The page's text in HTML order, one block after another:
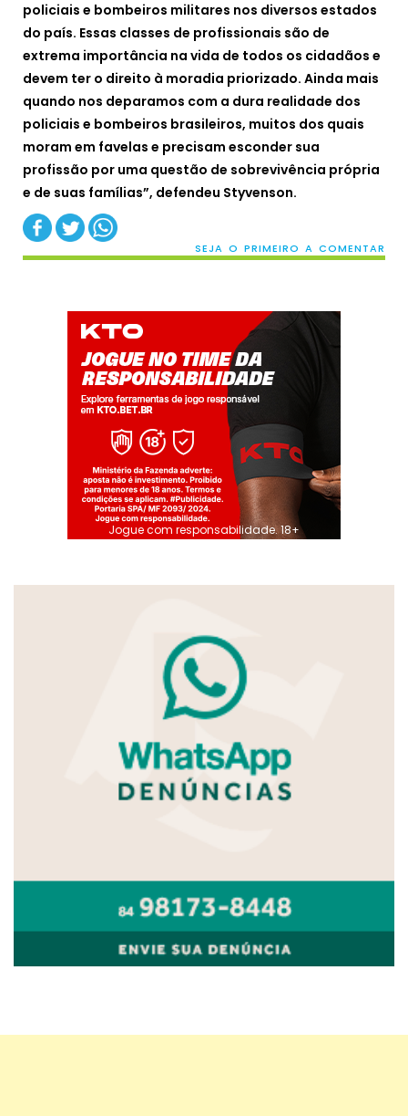
policiais e bombeiros militares nos diversos estados
do país. Essas classes de profissionais são de
extrema importância na vida de todos os cidadãos e
devem ter o direito à moradia priorizado. Ainda mais
quando nos deparamos com a dura realidade dos
policiais e bombeiros brasileiros, muitos dos quais
moram em favelas e precisam esconder sua
profissão por uma questão de sobrevivência própria
e de suas famílias”, defendeu Styvenson.
SEJA O PRIMEIRO A COMENTAR
Jogue com responsabilidade. 18+